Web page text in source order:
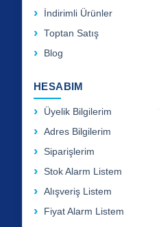
İndirimli Ürünler
Toptan Satış
Blog
HESABIM
Üyelik Bilgilerim
Adres Bilgilerim
Siparişlerim
Stok Alarm Listem
Alışveriş Listem
Fiyat Alarm Listem